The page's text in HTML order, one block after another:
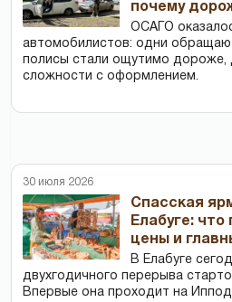
почему
ОСАГО
автомобилистов: одни
полисы стали ощутимо дороже,
сложности с оформлением.
30 июля 2026
Спасская
Елабуге:
цены и
В Елабуге
двухгодичного перерыва
Впервые она проходит на